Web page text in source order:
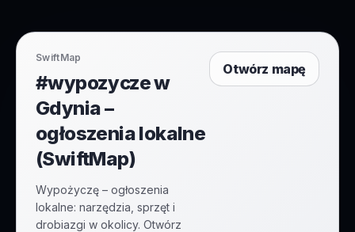
SwiftMap
#wypozycze w
Gdynia –
ogłoszenia lokalne
(SwiftMap)
Wypożyczę – ogłoszenia
lokalne: narzędzia, sprzęt i
drobiazgi w okolicy. Otwórz
Otwórz mapę